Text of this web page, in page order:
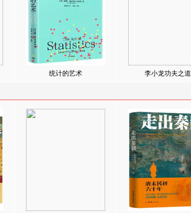
统计的艺术 李小龙功夫之道